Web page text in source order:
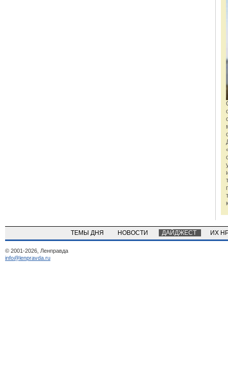
ТЕМЫ ДНЯ НОВОСТИ ДАЙДЖЕСТ ИХ
© 2001-2026, Ленправда
info@lenpravda.ru